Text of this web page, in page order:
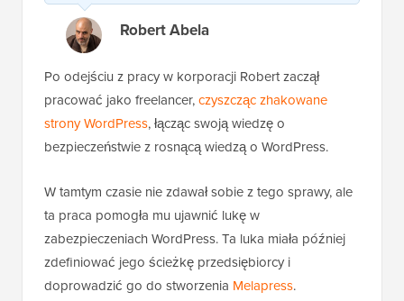
Robert Abela
Po odejściu z pracy w korporacji Robert zaczął
pracować jako freelancer,czyszcząc zhakowane
strony WordPress, łącząc swoją wiedzę o
bezpieczeństwie z rosnącą wiedzą o WordPress.
W tamtym czasie nie zdawał sobie z tego sprawy, ale
ta praca pomogła mu ujawnić lukę w
zabezpieczeniach WordPress. Ta luka miała później
zdefiniować jego ścieżkę przedsiębiorcy i
doprowadzić go do stworzenia Melapress.